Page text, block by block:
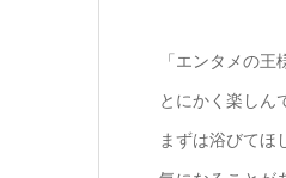
「エンタメの王
とにかく楽しん
まずは浴びてほ